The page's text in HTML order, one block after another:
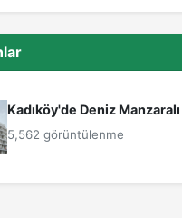
Kadıköy'de Deniz
5,562 görüntülenme